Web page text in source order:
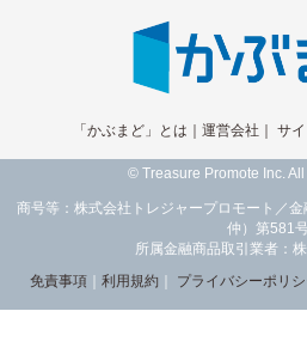
「かぶまど」とは 運営会社 サ
© Treasure Promote Inc.
商号等：株式会社トレジャープロモート／
仲）第581
所属金融商品取引業者：
免責事項｜ 利用規約 プライバシーポリ